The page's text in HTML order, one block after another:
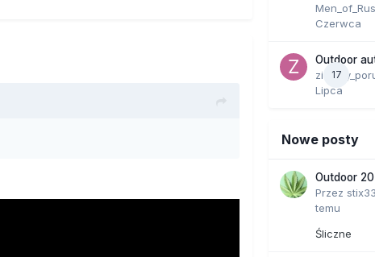
Czerwca
17
Outdoor
Lipca
Nowe posty
Outdoor
Przez stix33
temu
Śliczne